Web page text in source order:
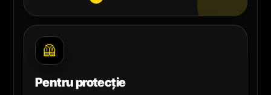
🦺
Pentru protecție